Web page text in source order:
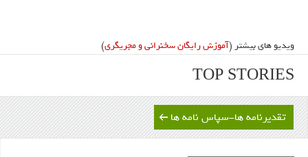
ویدیو های بیشتر (آموزش رایگان سخنرانی و مجریگری)
TOP STORIES
تقدیرنامه ها-سپاس نامه ها